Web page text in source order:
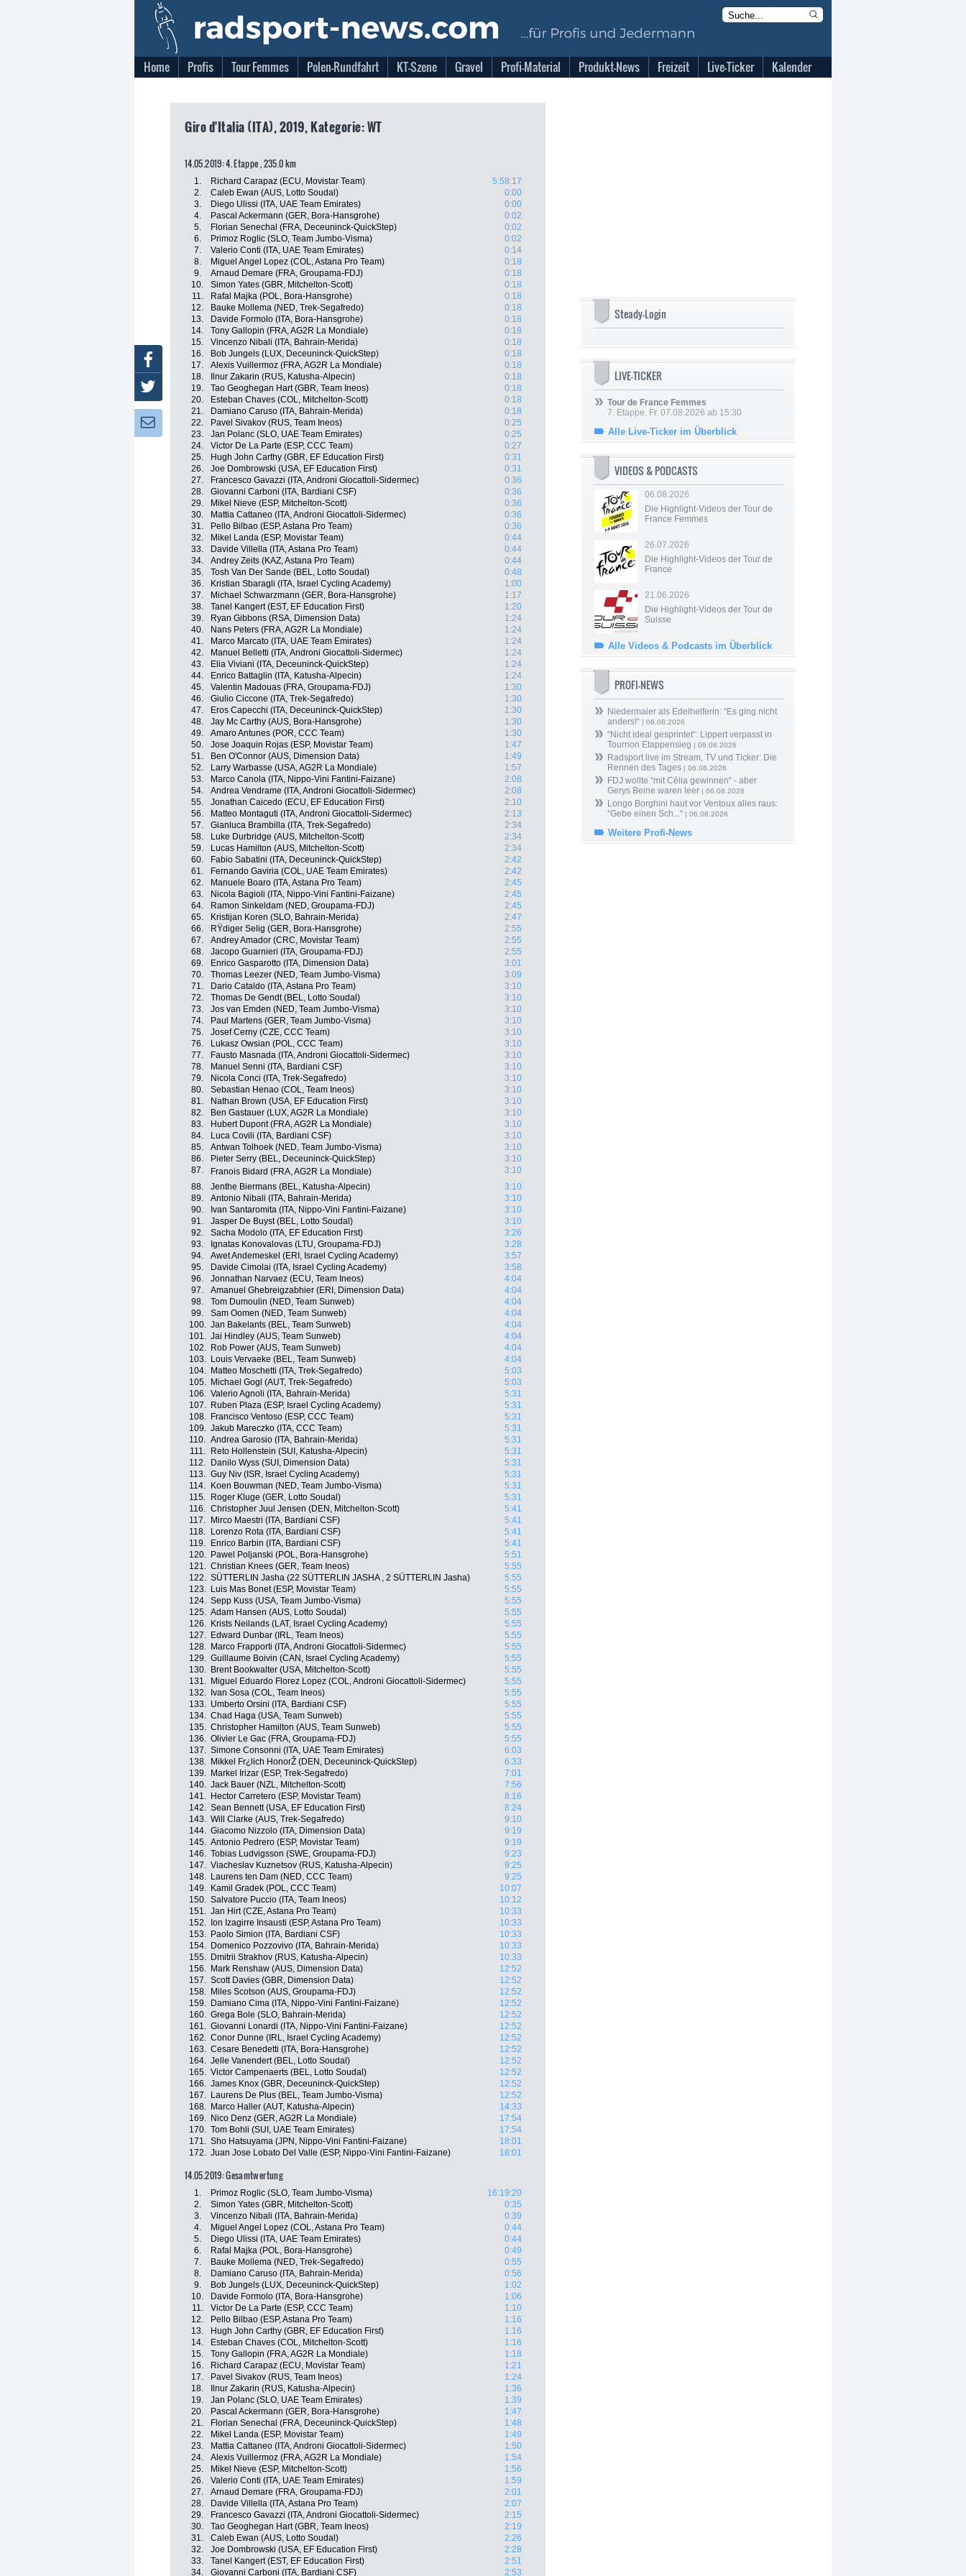
Home Profis Tour Femmes Polen-Rundfahrt KT-Szene Gravel Profi-Material Produkt-News Freizeit Live-Ticker Kalender
Giro d'Italia (ITA), 2019, Kategorie: WT
14.05.2019: 4. Etappe , 235.0 km
1. Richard Carapaz (ECU, Movistar Team)
5:58:17
2.
Caleb Ewan (AUS, Lotto Soudal)
0:00
3.
Diego Ulissi (ITA, UAE Team Emirates)
0:00
4.
Pascal Ackermann (GER, Bora-Hansgrohe)
0:02
5.
Florian Senechal (FRA, Deceuninck-QuickStep)
0:02
6.
Primoz Roglic (SLO, Team Jumbo-Visma)
0:02
7.
Valerio Conti (ITA, UAE Team Emirates)
0:14
8.
Miguel Angel Lopez (COL, Astana Pro Team)
0:18
9.
Arnaud Demare (FRA, Groupama-FDJ)
0:18
10.
Simon Yates (GBR, Mitchelton-Scott)
0:18
11.
Rafal Majka (POL, Bora-Hansgrohe)
0:18
12.
Bauke Mollema (NED, Trek-Segafredo)
0:18
13.
Davide Formolo (ITA, Bora-Hansgrohe)
0:18
14.
Tony Gallopin (FRA, AG2R La Mondiale)
0:18
15.
Vincenzo Nibali (ITA, Bahrain-Merida)
0:18
16.
Bob Jungels (LUX, Deceuninck-QuickStep)
0:18
17.
Alexis Vuillermoz (FRA, AG2R La Mondiale)
0:18
18.
Ilnur Zakarin (RUS, Katusha-Alpecin)
0:18
19.
Tao Geoghegan Hart (GBR, Team Ineos)
0:18
20.
Esteban Chaves (COL, Mitchelton-Scott)
0:18
21.
Damiano Caruso (ITA, Bahrain-Merida)
0:18
22.
Pavel Sivakov (RUS, Team Ineos)
0:25
23.
Jan Polanc (SLO, UAE Team Emirates)
0:25
24.
Victor De La Parte (ESP, CCC Team)
0:27
25.
Hugh John Carthy (GBR, EF Education First)
0:31
26.
Joe Dombrowski (USA, EF Education First)
0:31
27.
Francesco Gavazzi (ITA, Androni Giocattoli-Sidermec)
0:36
28.
Giovanni Carboni (ITA, Bardiani CSF)
0:36
29.
Mikel Nieve (ESP, Mitchelton-Scott)
0:36
30.
Mattia Cattaneo (ITA, Androni Giocattoli-Sidermec)
0:36
31.
Pello Bilbao (ESP, Astana Pro Team)
0:36
32.
Mikel Landa (ESP, Movistar Team)
0:44
33.
Davide Villella (ITA, Astana Pro Team)
0:44
34.
Andrey Zeits (KAZ, Astana Pro Team)
0:44
35.
Tosh Van Der Sande (BEL, Lotto Soudal)
0:48
36.
Kristian Sbaragli (ITA, Israel Cycling Academy)
1:00
37.
Michael Schwarzmann (GER, Bora-Hansgrohe)
1:17
38.
Tanel Kangert (EST, EF Education First)
1:20
39.
Ryan Gibbons (RSA, Dimension Data)
1:24
40.
Nans Peters (FRA, AG2R La Mondiale)
1:24
41.
Marco Marcato (ITA, UAE Team Emirates)
1:24
42.
Manuel Belletti (ITA, Androni Giocattoli-Sidermec)
1:24
43.
Elia Viviani (ITA, Deceuninck-QuickStep)
1:24
44.
Enrico Battaglin (ITA, Katusha-Alpecin)
1:24
45.
Valentin Madouas (FRA, Groupama-FDJ)
1:30
46.
Giulio Ciccone (ITA, Trek-Segafredo)
1:30
47.
Eros Capecchi (ITA, Deceuninck-QuickStep)
1:30
48.
Jay Mc Carthy (AUS, Bora-Hansgrohe)
1:30
49.
Amaro Antunes (POR, CCC Team)
1:30
50.
Jose Joaquin Rojas (ESP, Movistar Team)
1:47
51.
Ben O'Connor (AUS, Dimension Data)
1:49
52.
Larry Warbasse (USA, AG2R La Mondiale)
1:57
53.
Marco Canola (ITA, Nippo-Vini Fantini-Faizane)
2:08
54.
Andrea Vendrame (ITA, Androni Giocattoli-Sidermec)
2:08
55.
Jonathan Caicedo (ECU, EF Education First)
2:10
56.
Matteo Montaguti (ITA, Androni Giocattoli-Sidermec)
2:13
57.
Gianluca Brambilla (ITA, Trek-Segafredo)
2:34
58.
Luke Durbridge (AUS, Mitchelton-Scott)
2:34
59.
Lucas Hamilton (AUS, Mitchelton-Scott)
2:34
60.
Fabio Sabatini (ITA, Deceuninck-QuickStep)
2:42
61.
Fernando Gaviria (COL, UAE Team Emirates)
2:42
62.
Manuele Boaro (ITA, Astana Pro Team)
2:45
63.
Nicola Bagioli (ITA, Nippo-Vini Fantini-Faizane)
2:45
64.
Ramon Sinkeldam (NED, Groupama-FDJ)
2:45
65.
Kristijan Koren (SLO, Bahrain-Merida)
2:47
66.
RŸdiger Selig (GER, Bora-Hansgrohe)
2:55
67.
Andrey Amador (CRC, Movistar Team)
2:55
68.
Jacopo Guarnieri (ITA, Groupama-FDJ)
2:55
69.
Enrico Gasparotto (ITA, Dimension Data)
3:01
70.
Thomas Leezer (NED, Team Jumbo-Visma)
3:09
71.
Dario Cataldo (ITA, Astana Pro Team)
3:10
72.
Thomas De Gendt (BEL, Lotto Soudal)
3:10
73.
Jos van Emden (NED, Team Jumbo-Visma)
3:10
74.
Paul Martens (GER, Team Jumbo-Visma)
3:10
75.
Josef Cerny (CZE, CCC Team)
3:10
76.
Lukasz Owsian (POL, CCC Team)
3:10
77.
Fausto Masnada (ITA, Androni Giocattoli-Sidermec)
3:10
78.
Manuel Senni (ITA, Bardiani CSF)
3:10
79.
Nicola Conci (ITA, Trek-Segafredo)
3:10
80.
Sebastian Henao (COL, Team Ineos)
3:10
81.
Nathan Brown (USA, EF Education First)
3:10
82.
Ben Gastauer (LUX, AG2R La Mondiale)
3:10
83.
Hubert Dupont (FRA, AG2R La Mondiale)
3:10
84.
Luca Covili (ITA, Bardiani CSF)
3:10
85.
Antwan Tolhoek (NED, Team Jumbo-Visma)
3:10
86.
Pieter Serry (BEL, Deceuninck-QuickStep)
3:10
87.
Franois Bidard (FRA, AG2R La Mondiale)
3:10
88.
Jenthe Biermans (BEL, Katusha-Alpecin)
3:10
89.
Antonio Nibali (ITA, Bahrain-Merida)
3:10
90.
Ivan Santaromita (ITA, Nippo-Vini Fantini-Faizane)
3:10
91.
Jasper De Buyst (BEL, Lotto Soudal)
3:10
92.
Sacha Modolo (ITA, EF Education First)
3:26
93.
Ignatas Konovalovas (LTU, Groupama-FDJ)
3:28
94.
Awet Andemeskel (ERI, Israel Cycling Academy)
3:57
95.
Davide Cimolai (ITA, Israel Cycling Academy)
3:58
96.
Jonnathan Narvaez (ECU, Team Ineos)
4:04
97.
Amanuel Ghebreigzabhier (ERI, Dimension Data)
4:04
98.
Tom Dumoulin (NED, Team Sunweb)
4:04
99.
Sam Oomen (NED, Team Sunweb)
4:04
100. Jan Bakelants (BEL, Team Sunweb)
4:04
101. Jai Hindley (AUS, Team Sunweb)
4:04
102.
Rob Power (AUS, Team Sunweb)
4:04
103.
Louis Vervaeke (BEL, Team Sunweb)
4:04
104.
Matteo Moschetti (ITA, Trek-Segafredo)
5:03
105.
Michael Gogl (AUT, Trek-Segafredo)
5:03
106. Valerio Agnoli (ITA, Bahrain-Merida)
5:31
107.
Ruben Plaza (ESP, Israel Cycling Academy)
5:31
108.
Francisco Ventoso (ESP, CCC Team)
5:31
109. Jakub Mareczko (ITA, CCC Team)
5:31
110. Andrea Garosio (ITA, Bahrain-Merida)
5:31
111.
Reto Hollenstein (SUI, Katusha-Alpecin)
5:31
112.
Danilo Wyss (SUI, Dimension Data)
5:31
113. Guy Niv (ISR, Israel Cycling Academy)
5:31
114.
Koen Bouwman (NED, Team Jumbo-Visma)
5:31
115.
Roger Kluge (GER, Lotto Soudal)
5:31
116. Christopher Juul Jensen (DEN, Mitchelton-Scott)
5:41
117.
Mirco Maestri (ITA, Bardiani CSF)
5:41
118.
Lorenzo Rota (ITA, Bardiani CSF)
5:41
119.
Enrico Barbin (ITA, Bardiani CSF)
5:41
120.
Pawel Poljanski (POL, Bora-Hansgrohe)
5:51
121. Christian Knees (GER, Team Ineos)
5:55
122. SÜTTERLIN Jasha (22 SÜTTERLIN JASHA , 2 SÜTTERLIN Jasha)
5:55
123.
Luis Mas Bonet (ESP, Movistar Team)
5:55
124. Sepp Kuss (USA, Team Jumbo-Visma)
5:55
125. Adam Hansen (AUS, Lotto Soudal)
5:55
126.
Krists Neilands (LAT, Israel Cycling Academy)
5:55
127.
Edward Dunbar (IRL, Team Ineos)
5:55
128.
Marco Frapporti (ITA, Androni Giocattoli-Sidermec)
5:55
129. Guillaume Boivin (CAN, Israel Cycling Academy)
5:55
130.
Brent Bookwalter (USA, Mitchelton-Scott)
5:55
131.
Miguel Eduardo Florez Lopez (COL, Androni Giocattoli-Sidermec)
5:55
132.
Ivan Sosa (COL, Team Ineos)
5:55
133. Umberto Orsini (ITA, Bardiani CSF)
5:55
134. Chad Haga (USA, Team Sunweb)
5:55
135. Christopher Hamilton (AUS, Team Sunweb)
5:55
136. Olivier Le Gac (FRA, Groupama-FDJ)
5:55
137. Simone Consonni (ITA, UAE Team Emirates)
6:03
138.
Mikkel Fr¿lich HonorŽ (DEN, Deceuninck-QuickStep)
6:33
139.
Markel Irizar (ESP, Trek-Segafredo)
7:01
140. Jack Bauer (NZL, Mitchelton-Scott)
7:56
141.
Hector Carretero (ESP, Movistar Team)
8:16
142. Sean Bennett (USA, EF Education First)
8:24
143. Will Clarke (AUS, Trek-Segafredo)
9:10
144. Giacomo Nizzolo (ITA, Dimension Data)
9:19
145. Antonio Pedrero (ESP, Movistar Team)
9:19
146. Tobias Ludvigsson (SWE, Groupama-FDJ)
9:23
147. Viacheslav Kuznetsov (RUS, Katusha-Alpecin)
9:25
148.
Laurens ten Dam (NED, CCC Team)
9:25
149.
Kamil Gradek (POL, CCC Team)
10:07
150. Salvatore Puccio (ITA, Team Ineos)
10:12
151. Jan Hirt (CZE, Astana Pro Team)
10:33
152.
Ion Izagirre Insausti (ESP, Astana Pro Team)
10:33
153.
Paolo Simion (ITA, Bardiani CSF)
10:33
154.
Domenico Pozzovivo (ITA, Bahrain-Merida)
10:33
155.
Dmitrii Strakhov (RUS, Katusha-Alpecin)
10:33
156.
Mark Renshaw (AUS, Dimension Data)
12:52
157. Scott Davies (GBR, Dimension Data)
12:52
158.
Miles Scotson (AUS, Groupama-FDJ)
12:52
159.
Damiano Cima (ITA, Nippo-Vini Fantini-Faizane)
12:52
160. Grega Bole (SLO, Bahrain-Merida)
12:52
161. Giovanni Lonardi (ITA, Nippo-Vini Fantini-Faizane)
12:52
162. Conor Dunne (IRL, Israel Cycling Academy)
12:52
163. Cesare Benedetti (ITA, Bora-Hansgrohe)
12:52
164. Jelle Vanendert (BEL, Lotto Soudal)
12:52
165. Victor Campenaerts (BEL, Lotto Soudal)
12:52
166. James Knox (GBR, Deceuninck-QuickStep)
12:52
167.
Laurens De Plus (BEL, Team Jumbo-Visma)
12:52
168.
Marco Haller (AUT, Katusha-Alpecin)
14:33
169.
Nico Denz (GER, AG2R La Mondiale)
17:54
170. Tom Bohli (SUI, UAE Team Emirates)
17:54
171. Sho Hatsuyama (JPN, Nippo-Vini Fantini-Faizane)
18:01
172. Juan Jose Lobato Del Valle (ESP, Nippo-Vini Fantini-Faizane) 18:01
14.05.2019: Gesamtwertung
1. Primoz Roglic (SLO, Team Jumbo-Visma)
16:19:20
2.
Simon Yates (GBR, Mitchelton-Scott)
0:35
3.
Vincenzo Nibali (ITA, Bahrain-Merida)
0:39
4.
Miguel Angel Lopez (COL, Astana Pro Team)
0:44
5.
Diego Ulissi (ITA, UAE Team Emirates)
0:44
6.
Rafal Majka (POL, Bora-Hansgrohe)
0:49
7.
Bauke Mollema (NED, Trek-Segafredo)
0:55
8.
Damiano Caruso (ITA, Bahrain-Merida)
0:56
9.
Bob Jungels (LUX, Deceuninck-QuickStep)
1:02
10.
Davide Formolo (ITA, Bora-Hansgrohe)
1:06
11.
Victor De La Parte (ESP, CCC Team)
1:10
12.
Pello Bilbao (ESP, Astana Pro Team)
1:16
13.
Hugh John Carthy (GBR, EF Education First)
1:16
14.
Esteban Chaves (COL, Mitchelton-Scott)
1:16
15.
Tony Gallopin (FRA, AG2R La Mondiale)
1:18
16.
Richard Carapaz (ECU, Movistar Team)
1:21
17.
Pavel Sivakov (RUS, Team Ineos)
1:24
18.
Ilnur Zakarin (RUS, Katusha-Alpecin)
1:36
19.
Jan Polanc (SLO, UAE Team Emirates)
1:39
20.
Pascal Ackermann (GER, Bora-Hansgrohe)
1:47
21.
Florian Senechal (FRA, Deceuninck-QuickStep)
1:48
22.
Mikel Landa (ESP, Movistar Team)
1:49
23.
Mattia Cattaneo (ITA, Androni Giocattoli-Sidermec)
1:50
24.
Alexis Vuillermoz (FRA, AG2R La Mondiale)
1:54
25.
Mikel Nieve (ESP, Mitchelton-Scott)
1:56
26.
Valerio Conti (ITA, UAE Team Emirates)
1:59
27.
Arnaud Demare (FRA, Groupama-FDJ)
2:01
28.
Davide Villella (ITA, Astana Pro Team)
2:07
29.
Francesco Gavazzi (ITA, Androni Giocattoli-Sidermec)
2:15
30.
Tao Geoghegan Hart (GBR, Team Ineos)
2:19
31.
Caleb Ewan (AUS, Lotto Soudal)
2:26
32.
Joe Dombrowski (USA, EF Education First)
2:28
33.
Tanel Kangert (EST, EF Education First)
2:51
34.
Giovanni Carboni (ITA, Bardiani CSF) 2:53
Steady-Login
LIVE-TICKER
Tour de France Femmes
7. Etappe, Fr. 07.08.2026 ab 15:30
Alle Live-Ticker im Überblick
VIDEOS & PODCASTS
06.08.2026
Die Highlight-Videos der Tour de
France Femmes
26.07.2026
Die Highlight-Videos der Tour de
France
21.06.2026
Die Highlight-Videos der Tour de
Suisse
Alle Videos & Podcasts im Überblick
PROFI-NEWS
Niedermaier als Edelhelferin: “Es ging nicht
anders!“ | 06.08.2026
“Nicht ideal gesprintet“: Lippert verpasst in
Tournon Etappensieg | 06.08.2026
Radsport live im Stream, TV und Ticker: Die
Rennen des Tages | 06.08.2026
FDJ wollte “mit Célia gewinnen“ - aber
Gerys Beine waren leer | 06.08.2026
Longo Borghini haut vor Ventoux alles raus:
“Gebe einen Sch...“ | 06.08.2026
Weitere Profi-News
Facebook
Twitter
Newsletter: